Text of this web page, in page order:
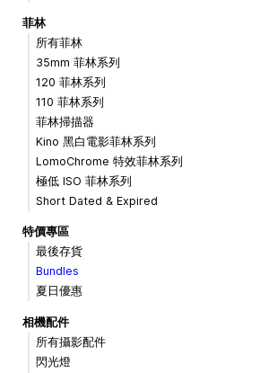
菲林
所有菲林
35mm 菲林系列
120 菲林系列
110 菲林系列
菲林掃描器
Kino 黑白電影菲林系列
LomoChrome 特效菲林系列
極低 ISO 菲林系列
Short Dated & Expired
特價專區
最後存貨
Bundles
夏日優惠
相機配件
所有攝影配件
閃光燈